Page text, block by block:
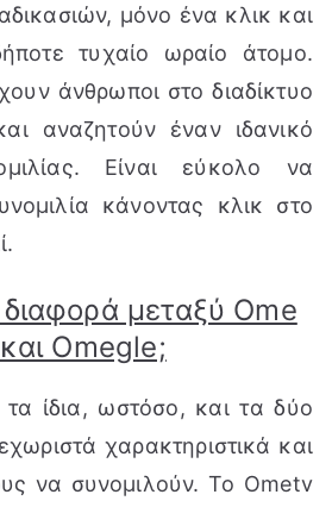
μόνο ένα κλικ και
τυχαίο ωραίο άτομο.
άνθρωποι στο διαδίκτυο
αναζητούν έναν ιδανικό
Είναι εύκολο να
κάνοντας κλικ στο
διαφορά μεταξύ Ome
Omegle;
τα ίδια, ωστόσο, και τα δύο
χαρακτηριστικά και
να συνομιλούν. Το Ometv